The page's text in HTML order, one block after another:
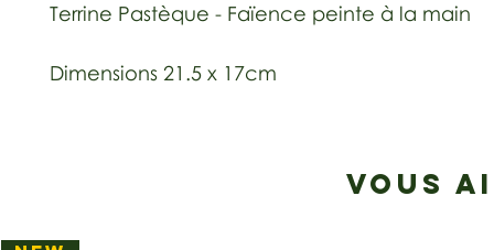
Terrine Pastèque - Faïence peinte à la main
Dimensions 21.5 x 17cm
VOUS